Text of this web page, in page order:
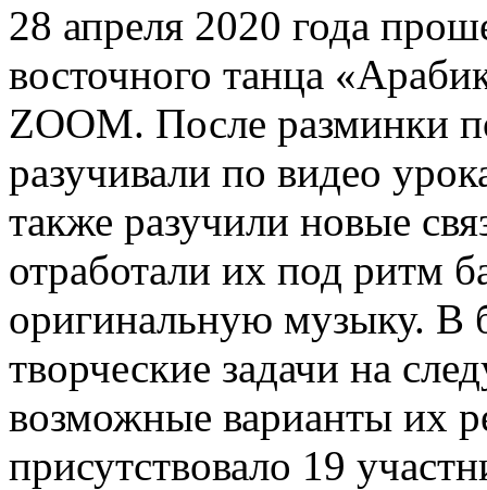
28 апреля 2020 года
восточного танца
ZOOM. После разминки
разучивали по видео
также разучили новые
отработали их под ритм
оригинальную музыку. В
творческие задачи на
возможные варианты их
присутствовало 19